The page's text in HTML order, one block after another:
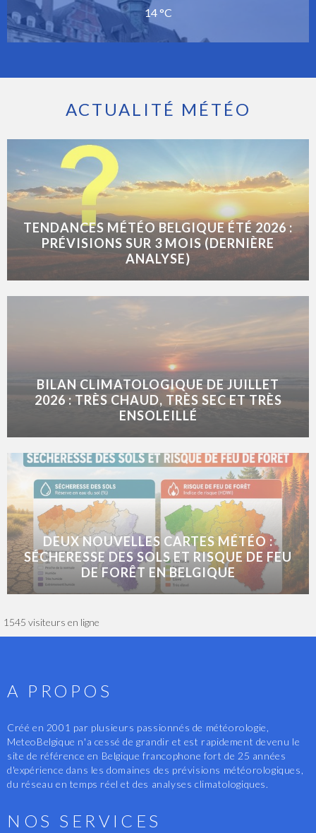
14 °C
ACTUALITÉ MÉTÉO
TENDANCES MÉTÉO BELGIQUE ÉTÉ 2026 :
PRÉVISIONS SUR 3 MOIS (DERNIÈRE
ANALYSE)
BILAN CLIMATOLOGIQUE DE JUILLET
2026 : TRÈS CHAUD, TRÈS SEC ET TRÈS
ENSOLEILLÉ
DEUX NOUVELLES CARTES MÉTÉO :
SÉCHERESSE DES SOLS ET RISQUE DE FEU
DE FORÊT EN BELGIQUE
1545 visiteurs en ligne
A PROPOS
Créé en 2001 par plusieurs passionnés de météorologie,
MeteoBelgique n'a cessé de grandir et est rapidement devenu le
site de référence en Belgique francophone fort de 25 années
d'expérience dans les domaines des prévisions météorologiques,
du réseau en temps réel et des analyses climatologiques.
NOS SERVICES